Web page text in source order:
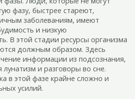
фазу, быстрее стареют,
заболеваниям, имеют
и низкую
В этой стадии ресурсы организма
должным образом. Здесь
информации из подсознания,
лунатизм и разговоры во сне.
в этой фазе крайне сложно и
усилий.